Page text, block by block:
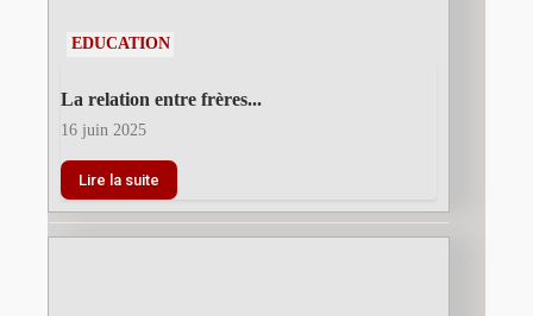
EDUCATION
La relation entre frères...
16 juin 2025
Lire la suite